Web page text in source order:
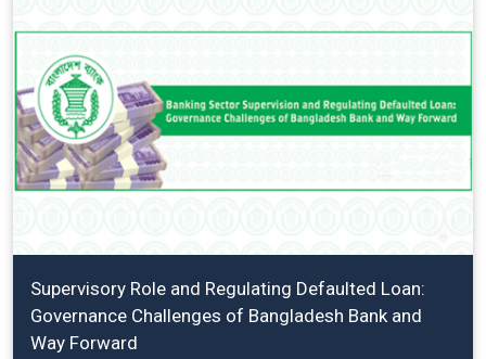
Supervisory Role and Regulating Defaulted Loan:
Governance Challenges of Bangladesh Bank and
Way Forward